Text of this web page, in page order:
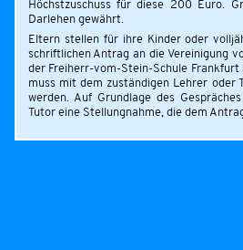
Höchstzuschuss für diese 200 Euro.
Darlehen gewährt.
Eltern stellen für ihre Kinder oder
schriftlichen Antrag an die Vereinigung
der Freiherr-vom-Stein-Schule Frankfurt
muss mit dem zuständigen Lehrer oder
werden. Auf Grundlage des
Tutor eine Stellungnahme, die dem